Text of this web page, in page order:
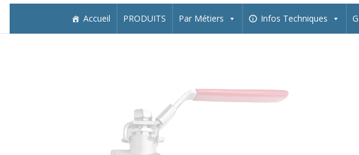
Accueil PRODUITS Par Métiers Infos Techniques